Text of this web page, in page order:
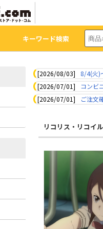
キーワード検索
[2026/08/03]
8/4(火)
[2026/07/01]
コンビ
[2026/07/01]
ご注文
リコリス・リコイル